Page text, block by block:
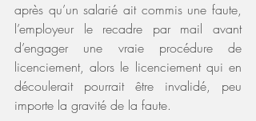
après qu’un salarié ait commis une faute,
l’employeur le recadre par mail avant
d’engager une vraie procédure de
licenciement, alors le licenciement qui en
découlerait pourrait être invalidé, peu
importe la gravité de la faute.